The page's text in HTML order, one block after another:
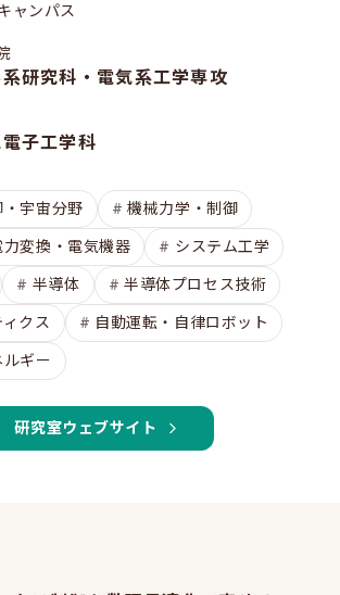
願サイトでの提出が必要な書類（入試
/博論研究課題内容、成績集計表）
いて
ャンパス
研究科・電気系工学専攻
子工学科
宇宙分野
機械力学・制御
変換・電気機器
システム工学
半導体
半導体プロセス技術
クス
自動運転・自律ロボット
ギー
研究室ウェブサイト